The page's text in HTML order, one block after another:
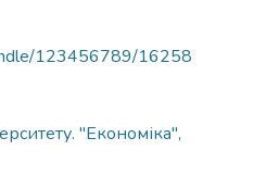
123456789/16258
"Економіка",